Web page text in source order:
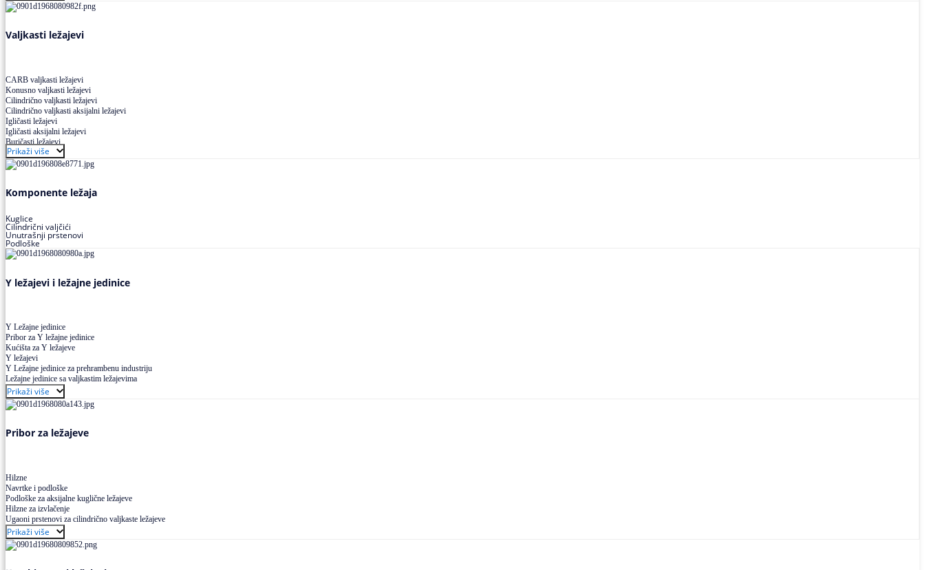
Valjkasti ležajevi
CARB valjkasti ležajevi
Konusno valjkasti ležajevi
Cilindrično valjkasti ležajevi
Cilindrično valjkasti aksijalni ležajevi
Igličasti ležajevi
Igličasti aksijalni ležajevi
Buričasti ležajevi
Buričasti zaptiveni ležajevi
Buričasti aksijalni ležajevi
Prikaži više
Komponente ležaja
Kuglice
Cilindrični valjčići
Unutrašnji prstenovi
Podloške
Y ležajevi i ležajne jedinice
Y Ležajne jedinice
Pribor za Y ležajne jedinice
Kućišta za Y ležajeve
Y ležajevi
Y Ležajne jedinice za prehrambenu industriju
Ležajne jedinice sa valjkastim ležajevima
Prikaži više
Pribor za ležajeve
Hilzne
Navrtke i podloške
Podloške za aksijalne kuglične ležajeve
Hilzne za izvlačenje
Ugaoni prstenovi za cilindrično valjkaste ležajeve
Prikaži više